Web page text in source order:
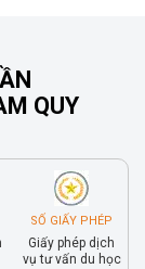
QUY
SỐ GIẤY PHÉP
Giấy phép dịch
vụ tư vấn du học